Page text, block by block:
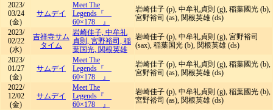
2023/
03/24
(金)
サムデイ
Meet The
Legends『
60×178 』
岩崎佳子 (p), 中牟礼貞則 (g), 稲葉國光 (b),
宮野裕司 (as), 関根英雄 (ds)
2023/
02/22
(水)
吉祥寺サム
タイム
岩崎佳子, 中牟礼
貞則, 宮野裕司, 稲
葉国光, 関根英雄
岩崎佳子 (p), 中牟礼貞則 (g), 宮野裕司
(sax), 稲葉国光 (b), 関根英雄 (ds)
2023/
01/27
(金)
サムデイ
Meet The
Legends『
60×178 』
岩崎佳子 (p), 中牟礼貞則 (g), 稲葉國光 (b),
宮野裕司 (as), 関根英雄 (ds)
2022/
12/02
(金)
サムデイ
Meet The
Legends『
60×178 』
岩崎佳子 (p), 中牟礼貞則 (g), 稲葉國光 (b),
宮野裕司 (as), 関根英雄 (ds)